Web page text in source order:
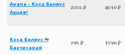
Анапа - Коса Беляус
Акция!
2255 ₽ 4510 ₽
Коса Беляус ⇆
Бахчисарай
795 ₽ 1590 ₽